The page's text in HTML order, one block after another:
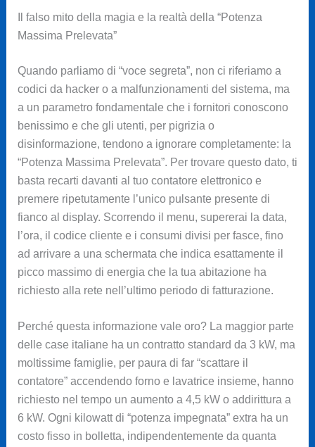
Il falso mito della magia e la realtà della “Potenza
Massima Prelevata”
Quando parliamo di “voce segreta”, non ci riferiamo a
codici da hacker o a malfunzionamenti del sistema, ma
a un parametro fondamentale che i fornitori conoscono
benissimo e che gli utenti, per pigrizia o
disinformazione, tendono a ignorare completamente: la
“Potenza Massima Prelevata”. Per trovare questo dato, ti
basta recarti davanti al tuo contatore elettronico e
premere ripetutamente l’unico pulsante presente di
fianco al display. Scorrendo il menu, supererai la data,
l’ora, il codice cliente e i consumi divisi per fasce, fino
ad arrivare a una schermata che indica esattamente il
picco massimo di energia che la tua abitazione ha
richiesto alla rete nell’ultimo periodo di fatturazione.
Perché questa informazione vale oro? La maggior parte
delle case italiane ha un contratto standard da 3 kW, ma
moltissime famiglie, per paura di far “scattare il
contatore” accendendo forno e lavatrice insieme, hanno
richiesto nel tempo un aumento a 4,5 kW o addirittura a
6 kW. Ogni kilowatt di “potenza impegnata” extra ha un
costo fisso in bolletta, indipendentemente da quanta